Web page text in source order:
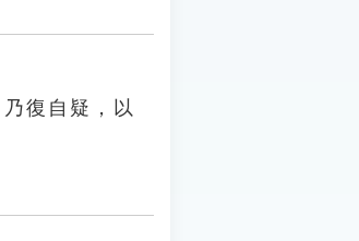
復自疑，以